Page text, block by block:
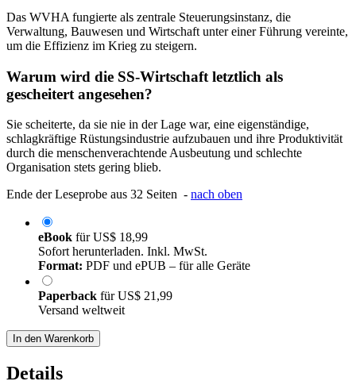
Das WVHA fungierte als zentrale Steuerungsinstanz, die
Verwaltung, Bauwesen und Wirtschaft unter einer Führung vereinte,
um die Effizienz im Krieg zu steigern.
Warum wird die SS-Wirtschaft letztlich als
gescheitert angesehen?
Sie scheiterte, da sie nie in der Lage war, eine eigenständige,
schlagkräftige Rüstungsindustrie aufzubauen und ihre Produktivität
durch die menschenverachtende Ausbeutung und schlechte
Organisation stets gering blieb.
Ende der Leseprobe aus 32 Seiten - nach oben
eBook fürUS$ 18,99
Sofort herunterladen. Inkl. MwSt.
Format: PDF und ePUB – für alle Geräte
Paperback fürUS$ 21,99
Versand weltweit
In den Warenkorb
Details